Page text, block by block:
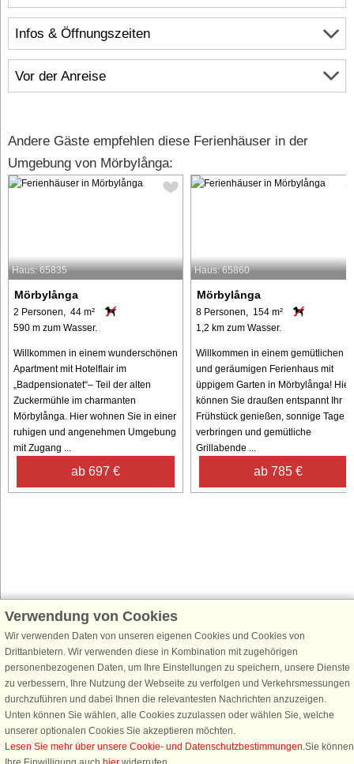
Infos & Öffnungszeiten
Vor der Anreise
Andere Gäste empfehlen diese Ferienhäuser in der
Umgebung von Mörbylånga:
Haus: 65835
Mörbylånga
2 Personen, 44 m²
590 m zum Wasser.
Willkommen in einem wunderschönen
Apartment mit Hotelflair im
„Badpensionatet“– Teil der alten
Zuckermühle im charmanten
Mörbylånga. Hier wohnen Sie in einer
ruhigen und angenehmen Umgebung
mit Zugang ...
ab 697 €
Haus: 65860
Mörbylånga
8 Personen, 154 m²
1,2 km zum Wasser.
Willkommen in einem gemütlichen
und geräumigen Ferienhaus mit
üppigem Garten in Mörbylånga! Hier
können Sie draußen entspannt Ihr
Frühstück genießen, sonnige Tage
verbringen und gemütliche
Grillabende ...
ab 785 €
Schließen Sie sich 100.000 Ferienhaus-Fans an
Erhalten Sie einen Willkommensgutschein von 25 €für Ihren nächsten
Ferienhausurlaub - melden Sie sich einfach für den DanCenter Newsletter
an. Verpassen Sie nie wieder exklusive Angebote, Gewinnspiele und
Urlaubstipps!
Verwendung von Cookies
Wir verwenden Daten von unseren eigenen Cookies und Cookies von
Drittanbietern. Wir verwenden diese in Kombination mit zugehörigen
personenbezogenen Daten, um Ihre Einstellungen zu speichern, unsere Dienste
zu verbessern, Ihre Nutzung der Webseite zu verfolgen und Verkehrsmessungen
durchzuführen und dabei Ihnen die relevantesten Nachrichten anzuzeigen.
Unten können Sie wählen, alle Cookies zuzulassen oder wählen Sie, welche
unserer optionalen Cookies Sie akzeptieren möchten.
Lesen Sie mehr über unsere Cookie- und Datenschutzbestimmungen.Sie können